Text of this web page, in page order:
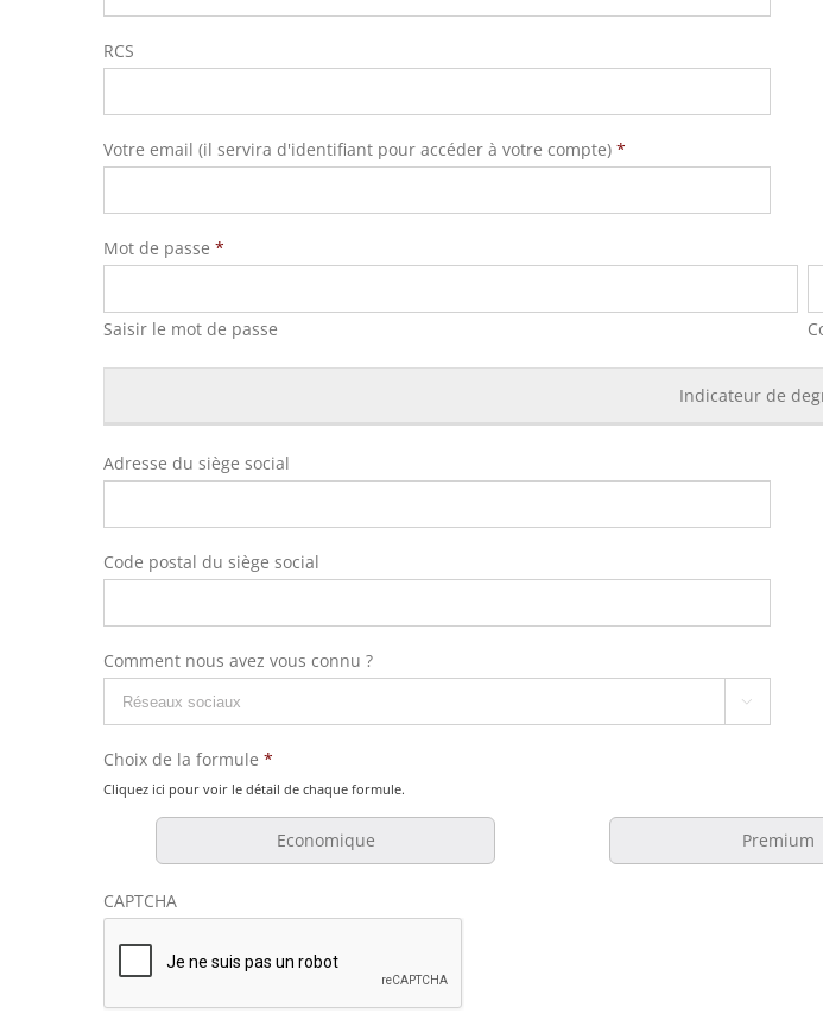
RCS
Votre email (il servira d'identifiant pour accéder à votre compte) *
Mot de passe *
Saisir le mot de passe
Indicateur de
Adresse du siège social
Code postal du siège social
Comment nous avez vous connu ?

Choix de la formule *
Cliquez ici pour voir le détail de chaque formule.
Economique Premium
CAPTCHA